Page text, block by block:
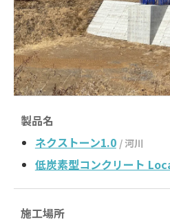
製品名
ネクストーン1.0 / 河川
低炭素型コンクリート
施工場所